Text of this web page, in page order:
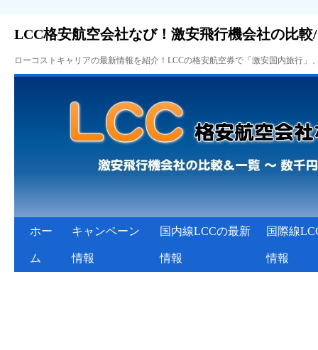
LCC格安航空会社なび！激安飛行機会社の比較
ローコストキャリアの最新情報を紹介！LCCの格安航空券で「激安国内旅行
ホー
ム
キャンペーン
情報
国内線LCCの最新
情報
国際線
情報